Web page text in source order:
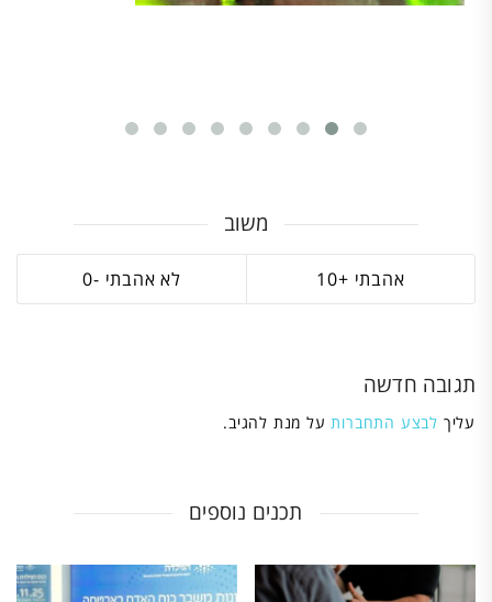
משוב
10
0
תגובה חדשה
עליך לבצע התחברותעל מנת להגיב.
תכנים נוספים